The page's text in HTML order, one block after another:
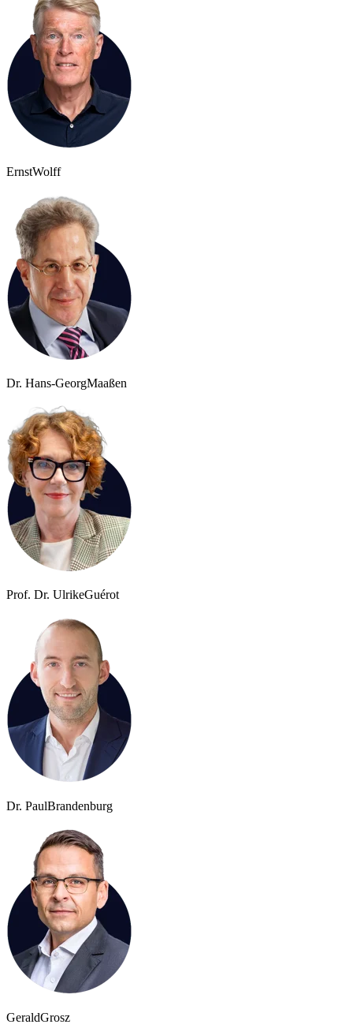
ErnstWolff
Dr. Hans-GeorgMaaßen
Prof. Dr. UlrikeGuérot
Dr. PaulBrandenburg
GeraldGrosz